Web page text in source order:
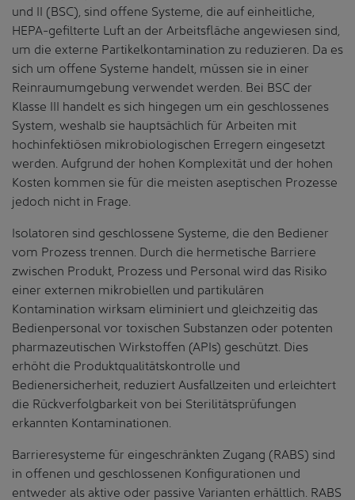
und II (BSC), sind offene Systeme, die auf einheitliche,
HEPA-gefilterte Luft an der Arbeitsfläche angewiesen sind,
um die externe Partikelkontamination zu reduzieren. Da es
sich um offene Systeme handelt, müssen sie in einer
Reinraumumgebung verwendet werden. Bei BSC der
Klasse III handelt es sich hingegen um ein geschlossenes
System, weshalb sie hauptsächlich für Arbeiten mit
hochinfektiösen mikrobiologischen Erregern eingesetzt
werden. Aufgrund der hohen Komplexität und der hohen
Kosten kommen sie für die meisten aseptischen Prozesse
jedoch nicht in Frage.
Isolatoren sind geschlossene Systeme, die den Bediener
vom Prozess trennen. Durch die hermetische Barriere
zwischen Produkt, Prozess und Personal wird das Risiko
einer externen mikrobiellen und partikulären
Kontamination wirksam eliminiert und gleichzeitig das
Bedienpersonal vor toxischen Substanzen oder potenten
pharmazeutischen Wirkstoffen (APIs) geschützt. Dies
erhöht die Produktqualitätskontrolle und
Bedienersicherheit, reduziert Ausfallzeiten und erleichtert
die Rückverfolgbarkeit von bei Sterilitätsprüfungen
erkannten Kontaminationen.
Barrieresysteme für eingeschränkten Zugang (RABS) sind
in offenen und geschlossenen Konfigurationen und
entweder als aktive oder passive Varianten erhältlich. RABS